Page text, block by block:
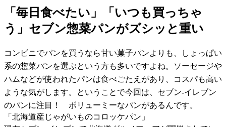
「毎日食べたい」「いつも買っちゃ
う」セブン惣菜パンがズシッと重い
コンビニでパンを買うなら甘い菓子パンよりも、しょっぱい
系の惣菜パンを選ぶという方も多いですよね。ソーセージや
ハムなどが使われたパンは食べごたえがあり、コスパも高い
ような気がします。ということで今回は、セブン-イレブン
のパンに注目！ ボリューミーなパンがあるんです。
「北海道産じゃがいものコロッケパン」